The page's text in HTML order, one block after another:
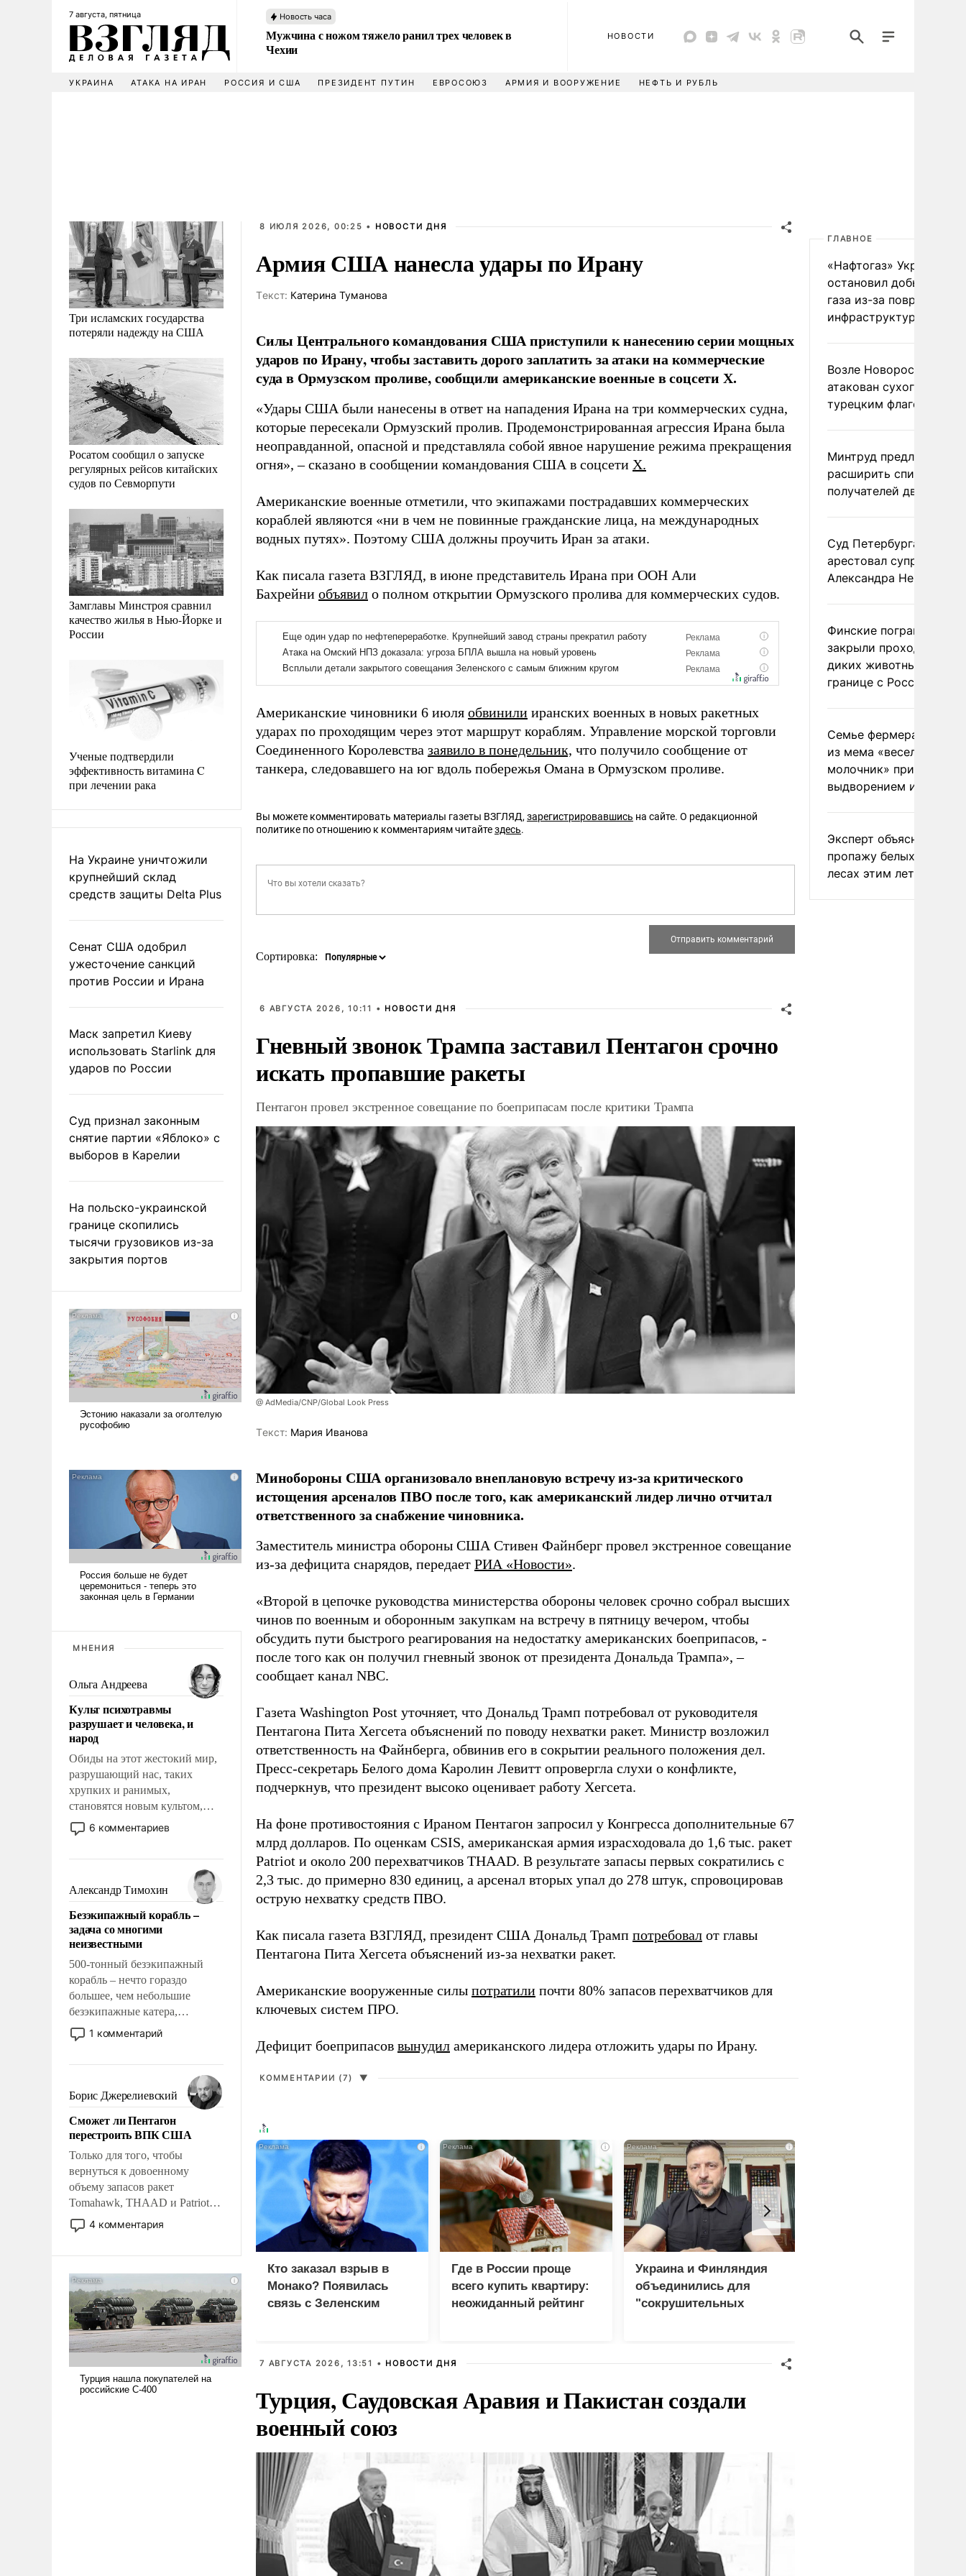
7 августа, пятница Новость часа
Мужчина с ножом тяжело ранил трех человек в
Чехии
НОВОСТИ
УКРАИНА АТАКА НА ИРАН РОССИЯ И США ПРЕЗИДЕНТ ПУТИН ЕВРОСОЮЗ АРМИЯ И ВООРУЖЕНИЕ НЕФТЬ И РУБЛЬ
Три исламских государства
потеряли надежду на США
Росатом сообщил о запуске
регулярных рейсов китайских
судов по Севморпути
Замглавы Минстроя сравнил
качество жилья в Нью-Йорке и
России
Ученые подтвердили
эффективность витамина C
при лечении рака
На Украине уничтожили
крупнейший склад
средств защиты Delta Plus
Сенат США одобрил
ужесточение санкций
против России и Ирана
Маск запретил Киеву
использовать Starlink для
ударов по России
Суд признал законным
снятие партии «Яблоко» с
выборов в Карелии
На польско-украинской
границе скопились
тысячи грузовиков из-за
закрытия портов
МНЕНИЯ
Ольга Андреева
Культ психотравмы
разрушает и человека, и
народ
Обиды на этот жестокий мир,
разрушающий нас, таких
хрупких и ранимых,
становятся новым культом,
постепенно вытесняя и
отменяя традиционное
мужественным и твердым под
ударами судьбы, брать на себя
ответственность, помогать
слабым, идти вперед и
адаптироваться.
6 комментариев
Александр Тимохин
Безэкипажный корабль –
задача со многими
неизвестными
500-тонный безэкипажный
корабль – нечто гораздо
большее, чем небольшие
безэкипажные катера,
применение которых уже
стало обыденностью. Задача по
сложна и амбициозна. Однако
и ее реализация радикально
поднимет наши боевые
возможности.
1 комментарий
Борис Джерелиевский
Сможет ли Пентагон
перестроить ВПК США
Только для того, чтобы
вернуться к довоенному
объему запасов ракет
Tomahawk, THAAD и Patriot
США потребуется более трех
лет. Даже небольшая война с
Сложившаяся ситуация
означает многолетний период
уязвимости США, например,
перед Китаем.
4 комментария
8 ИЮЛЯ 2026, 00:25 • НОВОСТИ ДНЯ
Армия США нанесла удары по Ирану
Tекст: Катерина Туманова
Силы Центрального командования США приступили к нанесению серии мощных
ударов по Ирану, чтобы заставить дорого заплатить за атаки на коммерческие
суда в Ормузском проливе, сообщили американские военные в соцсети Х.
«Удары США были нанесены в ответ на нападения Ирана на три коммерческих судна,
которые пересекали Ормузский пролив. Продемонстрированная агрессия Ирана была
неоправданной, опасной и представляла собой явное нарушение режима прекращения
огня», – сказано в сообщении командования США в соцсети Х.
Американские военные отметили, что экипажами пострадавших коммерческих
кораблей являются «ни в чем не повинные гражданские лица, на международных
водных путях». Поэтому США должны проучить Иран за атаки.
Как писала газета ВЗГЛЯД, в июне представитель Ирана при ООН Али
Бахрейни объявил о полном открытии Ормузского пролива для коммерческих судов.
Американские чиновники 6 июля обвинили иранских военных в новых ракетных
ударах по проходящим через этот маршрут кораблям. Управление морской торговли
Соединенного Королевства заявило в понедельник, что получило сообщение от
танкера, следовавшего на юг вдоль побережья Омана в Ормузском проливе.
Вы можете комментировать материалы газеты ВЗГЛЯД, зарегистрировавшись на сайте. О редакционной
политике по отношению к комментариям читайтездесь.
Сортировка:
6 АВГУСТА 2026, 10:11 • НОВОСТИ ДНЯ
Гневный звонок Трампа заставил Пентагон срочно
искать пропавшие ракеты
Пентагон провел экстренное совещание по боеприпасам после критики Трампа
@ AdMedia/CNP/Global Look Press
Tекст: Мария Иванова
Минобороны США организовало внеплановую встречу из-за критического
истощения арсеналов ПВО после того, как американский лидер лично отчитал
ответственного за снабжение чиновника.
Заместитель министра обороны США Стивен Файнберг провел экстренное совещание
из-за дефицита снарядов, передает РИА «Новости».
«Второй в цепочке руководства министерства обороны человек срочно собрал высших
чинов по военным и оборонным закупкам на встречу в пятницу вечером, чтобы
обсудить пути быстрого реагирования на недостатку американских боеприпасов, -
после того как он получил гневный звонок от президента Дональда Трампа», –
сообщает канал NBC.
Газета Washington Post уточняет, что Дональд Трамп потребовал от руководителя
Пентагона Пита Хегсета объяснений по поводу нехватки ракет. Министр возложил
ответственность на Файнберга, обвинив его в сокрытии реального положения дел.
Пресс-секретарь Белого дома Каролин Левитт опровергла слухи о конфликте,
подчеркнув, что президент высоко оценивает работу Хегсета.
На фоне противостояния с Ираном Пентагон запросил у Конгресса дополнительные 67
млрд долларов. По оценкам CSIS, американская армия израсходовала до 1,6 тыс. ракет
Patriot и около 200 перехватчиков THAAD. В результате запасы первых сократились с
2,3 тыс. до примерно 830 единиц, а арсенал вторых упал до 278 штук, спровоцировав
острую нехватку средств ПВО.
Как писала газета ВЗГЛЯД, президент США Дональд Трамп потребовал от главы
Пентагона Пита Хегсета объяснений из-за нехватки ракет.
Американские вооруженные силы потратили почти 80% запасов перехватчиков для
ключевых систем ПРО.
Дефицит боеприпасов вынудил американского лидера отложить удары по Ирану.
КОММЕНТАРИИ (7) ▼
i
Кто заказал взрыв в
Монако? Появилась
связь с Зеленским
i
Где в России проще
всего купить квартиру:
неожиданный рейтинг
i
Украина и Финляндия
объединились для
"сокрушительных
7 АВГУСТА 2026, 13:51 • НОВОСТИ ДНЯ
Турция, Саудовская Аравия и Пакистан создали
военный союз
ГЛАВНОЕ
«Нафтогаз» Украины
остановил добычу
газа из-за повреждения
инфраструктуры
Возле Новороссийска
атакован сухогруз под
турецким флагом
Минтруд предложил
расширить список
получателей двух
Суд Петербурга заочно
арестовал супругу
Александра Невзорова
Финские пограничники
закрыли проходы для
диких животных на
границе с Россией
Семье фермера
из мема «веселый
молочник» пригрозили
выдворением из
Эксперт объяснил
пропажу белых грибов
лесах этим летом